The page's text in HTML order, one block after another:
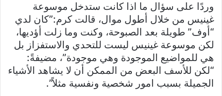
وردًا على سؤال ما اذا كانت ستدخل موسوعة
غينيس من خلال أطول موال، قالت كرم:”كان لدي
“أوف” طويلة بعد الصبوحة، وكنت وما زلت أؤديها،
لكن موسوعة غينيس ليست للتحدي والاستفزاز بل
هي للمواضيع الموجودة وهي موجودة”، مضيفةً:
“لكن للأسف البعض من الممكن أن لا يشاهد الأشياء
الجميلة بسبب امور شخصية ونفسية مثلاً”.